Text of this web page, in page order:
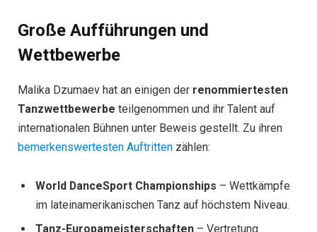
Große Aufführungen und
Wettbewerbe
Malika Dzumaev hat an einigen der renommiertesten
Tanzwettbewerbe teilgenommen und ihr Talent auf
internationalen Bühnen unter Beweis gestellt. Zu ihren
bemerkenswertesten Auftritten zählen:
World DanceSport Championships – Wettkämpfe
im lateinamerikanischen Tanz auf höchstem Niveau.
Tanz-Europameisterschaften – Vertretung